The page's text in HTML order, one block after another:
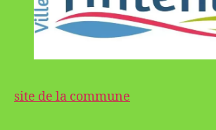
site de la commune